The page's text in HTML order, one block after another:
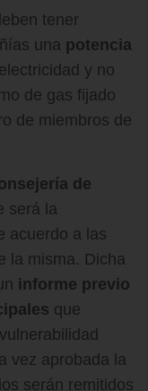
tener
una potencia
y no
de gas fijado
de miembros de
de
será la
acuerdo a las
la misma. Dicha
informe previo
que
vez aprobada la
serán remitidos